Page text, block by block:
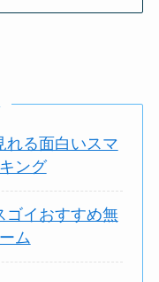
れる面白いスマ
ング
ゴイおすすめ無
ム